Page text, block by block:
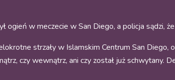
w meczecie w San Diego, a policja sądzi, że
strzały w Islamskim Centrum San Diego,
czy wewnątrz, ani czy został już schwytany.